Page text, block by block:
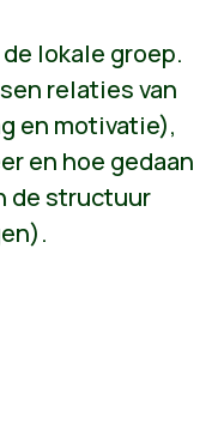
lokale groep.
relaties van
en motivatie),
en hoe gedaan
de structuur